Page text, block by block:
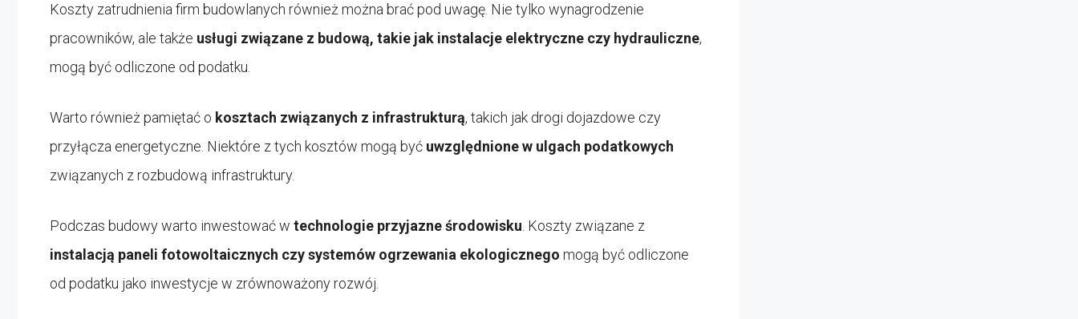
Koszty zatrudnienia firm budowlanych również można brać pod uwagę. Nie tylko wynagrodzenie
pracowników, ale także usługi związane z budową, takie jak instalacje elektryczne czy hydrauliczne,
mogą być odliczone od podatku.
Warto również pamiętać o kosztach związanych z infrastrukturą, takich jak drogi dojazdowe czy
przyłącza energetyczne. Niektóre z tych kosztów mogą być uwzględnione w ulgach podatkowych
związanych z rozbudową infrastruktury.
Podczas budowy warto inwestować w technologie przyjazne środowisku. Koszty związane z
instalacją paneli fotowoltaicznych czy systemów ogrzewania ekologicznego mogą być odliczone
od podatku jako inwestycje w zrównoważony rozwój.